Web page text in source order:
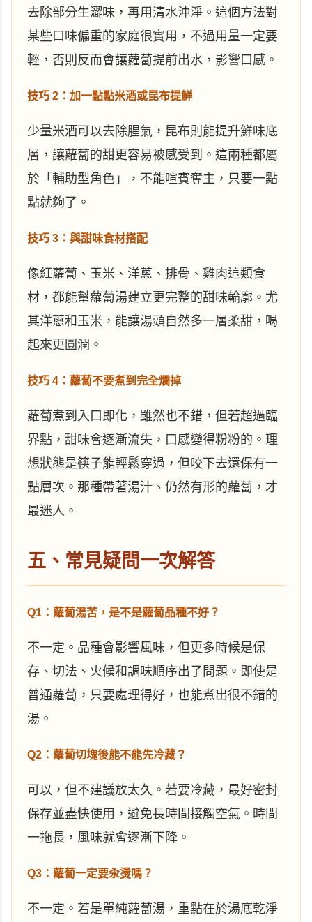
去除部分生澀味，再用清水沖淨。這個方法對
某些口味偏重的家庭很實用，不過用量一定要
輕，否則反而會讓蘿蔔提前出水，影響口感。
技巧 2：加一點點米酒或昆布提鮮
少量米酒可以去除腥氣，昆布則能提升鮮味底
層，讓蘿蔔的甜更容易被感受到。這兩種都屬
於「輔助型角色」，不能喧賓奪主，只要一點
點就夠了。
技巧 3：與甜味食材搭配
像紅蘿蔔、玉米、洋蔥、排骨、雞肉這類食
材，都能幫蘿蔔湯建立更完整的甜味輪廓。尤
其洋蔥和玉米，能讓湯頭自然多一層柔甜，喝
起來更圓潤。
技巧 4：蘿蔔不要煮到完全爛掉
蘿蔔煮到入口即化，雖然也不錯，但若超過臨
界點，甜味會逐漸流失，口感變得粉粉的。理
想狀態是筷子能輕鬆穿過，但咬下去還保有一
點層次。那種帶著湯汁、仍然有形的蘿蔔，才
最迷人。
五、常見疑問一次解答
Q1：蘿蔔湯苦，是不是蘿蔔品種不好？
不一定。品種會影響風味，但更多時候是保
存、切法、火候和調味順序出了問題。即使是
普通蘿蔔，只要處理得好，也能煮出很不錯的
湯。
Q2：蘿蔔切塊後能不能先冷藏？
可以，但不建議放太久。若要冷藏，最好密封
保存並盡快使用，避免長時間接觸空氣。時間
一拖長，風味就會逐漸下降。
Q3：蘿蔔一定要汆燙嗎？
不一定。若是單純蘿蔔湯，重點在於湯底乾淨